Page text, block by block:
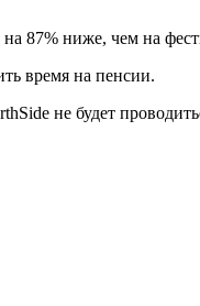
87% ниже, чем на
время на пенсии.
не будет